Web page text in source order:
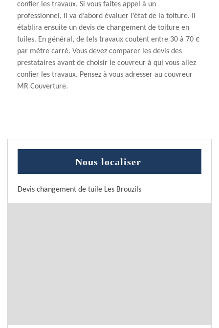
confier les travaux. Si vous faites appel à un
professionnel, il va d’abord évaluer l’état de la toiture. Il
établira ensuite un devis de changement de toiture en
tuiles. En général, de tels travaux coutent entre 30 à 70 €
par mètre carré. Vous devez comparer les devis des
prestataires avant de choisir le couvreur à qui vous allez
confier les travaux. Pensez à vous adresser au couvreur
MR Couverture.
Nous localiser
Devis changement de tuile Les Brouzils